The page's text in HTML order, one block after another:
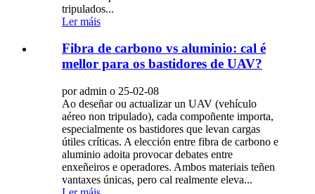
tripulados...
Ler máis
Fibra de carbono vs aluminio: cal é
mellor para os bastidores de UAV?
por admin o 25-02-08
Ao deseñar ou actualizar un UAV (vehículo
aéreo non tripulado), cada compoñente importa,
especialmente os bastidores que levan cargas
útiles críticas. A elección entre fibra de carbono e
aluminio adoita provocar debates entre
enxeñeiros e operadores. Ambos materiais teñen
vantaxes únicas, pero cal realmente eleva...